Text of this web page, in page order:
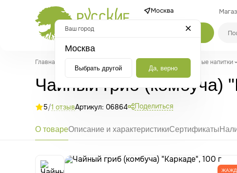
Москва
Каталог
Главная Здоровое питание и напитки Полезные напитки
Чайный гриб (комбуча)
5/1 отзывАртикул: 06864 Поделиться
О товареОписание и характеристикиСертификаты
Ваш город
Москва
Выбрать другой Да, верно